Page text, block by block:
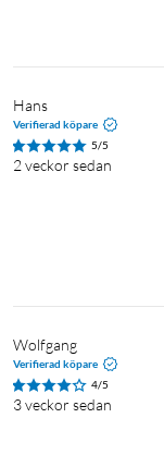
Hans
Verifierad köpare
5/5
2 veckor sedan
Wolfgang
Verifierad köpare
4/5
3 veckor sedan